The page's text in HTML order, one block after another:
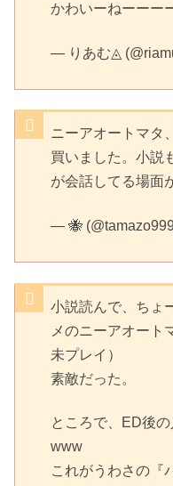
かわいーねーーー
— りあむ◬
ニーアオートマタ
買いました。小説
が会話してる場面
— 🐝
小説読んで、ちょ
メのニーアオート
未プレイ）
素敵だった。
ところで、ED後
www
これがうわさの『